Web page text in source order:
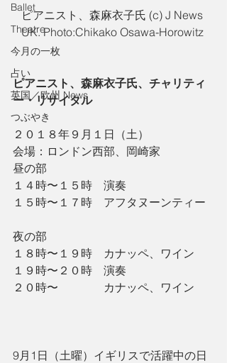
Ballet
Theatre
今月の一枚
占い
英国／欧州 News
つぶやき
ピアニスト、森麻衣子氏 (c) J News
UK. Photo:Chikako Osawa-Horowitz
ピアニスト、森麻衣子氏、チャリティ
ー・リサイタル
２０１８年９月１日（土）
会場：ロンドン西部、岡崎家
昼の部
１４時〜１５時　演奏
１５時〜１７時　アフタヌーンティー
夜の部
１８時〜１９時　カナッペ、ワイン
１９時〜２０時　演奏
２０時〜　　　　カナッペ、ワイン
9月1日（土曜）イギリスで活躍中の日